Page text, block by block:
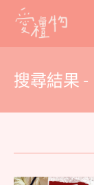
Skip
搜尋結果 -